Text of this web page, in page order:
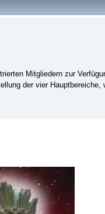
Mitgliedern zur
der vier Hauptbereiche,